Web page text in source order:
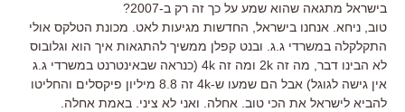
בישראל מתגאה שהוא שמע על כך זה רק ב-2007?
טוב, ניחא. אנחנו בישראל, החדשות מגיעות לאט. מכונת הטלקס אולי
התקלקלה במשרדי ג.ג. ובנט קפלן ממשיך להתגאות איך הוא וגלובוס
לא הבינו דבר, מה זה 2k ומה זה 4k (כנראה שבאינטרנט במשרדי ג.ג
אין גישה לגוגל) אבל הם שמעו ש-4k זה 8.8 מיליון פיקסלים והחליטו
להביא לישראל את הכי טוב. אחלה. ואני לא ציני. באמת אחלה.